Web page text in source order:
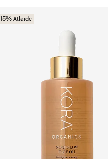
15% Atlaide